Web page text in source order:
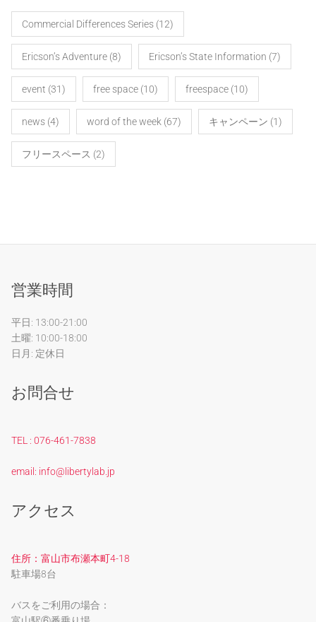
Commercial Differences Series(12)
Ericson’s Adventure(8) Ericson’s State Information (7)
event (31) free space(10) freespace(10)
news(4) word of the week (67) キャンペーン (1)
フリースペース (2)
営業時間
平日: 13:00-21:00
土曜: 10:00-18:00
日月: 定休日
お問合せ
TEL : 076-461-7838
email: info@libertylab.jp
アクセス
住所：富山市布瀬本町4-18
駐車場8台
バスをご利用の場合：